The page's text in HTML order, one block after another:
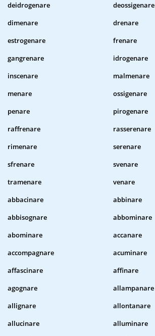
deidrogenare
deossigenare
dimenare
drenare
estrogenare
frenare
gangrenare
idrogenare
inscenare
malmenare
menare
ossigenare
penare
pirogenare
raffrenare
rasserenare
rimenare
serenare
sfrenare
svenare
tramenare
venare
abbacinare
abbinare
abbisognare
abbominare
abominare
accanare
accompagnare
acuminare
affascinare
affinare
agognare
allampanare
allignare
allontanare
allucinare
alluminare